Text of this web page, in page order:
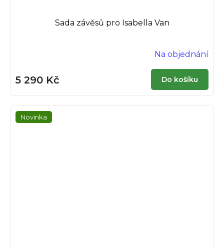
Sada závěsů pro Isabella Van
Na objednání
5 290 Kč Do košíku
Novinka